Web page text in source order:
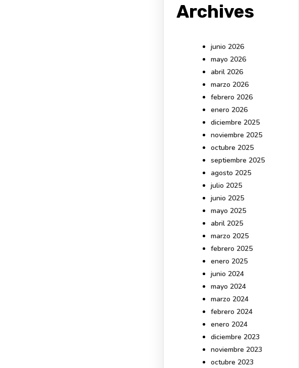
Archives
junio 2026
mayo 2026
abril 2026
marzo 2026
febrero 2026
enero 2026
diciembre 2025
noviembre 2025
octubre 2025
septiembre 2025
agosto 2025
julio 2025
junio 2025
mayo 2025
abril 2025
marzo 2025
febrero 2025
enero 2025
junio 2024
mayo 2024
marzo 2024
febrero 2024
enero 2024
diciembre 2023
noviembre 2023
octubre 2023